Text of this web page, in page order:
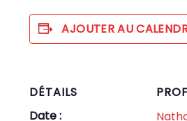
AJOUTER AU
DÉTAILS
Date :